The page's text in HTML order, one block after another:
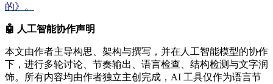
的》。
🤖 人工智能协作声明
本文由作者主导构思、架构与撰写，并在人工智能模型的协作
下，进行多轮讨论、节奏输出、语言检查、结构检测与文字润
饰。所有内容均由作者独立主创完成，AI 工具仅作为语言节